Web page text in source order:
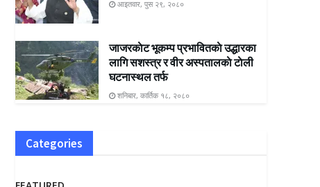
आइतवार, पुस २९, २०८०
जाजरकाेट भूकम्प प्रभावितकाे उद्धारका
लागि सशस्त्र र वीर अस्पतालकाे टाेली
घटनास्थल तर्फ
शनिबार, कार्तिक १८, २०८०
Categories